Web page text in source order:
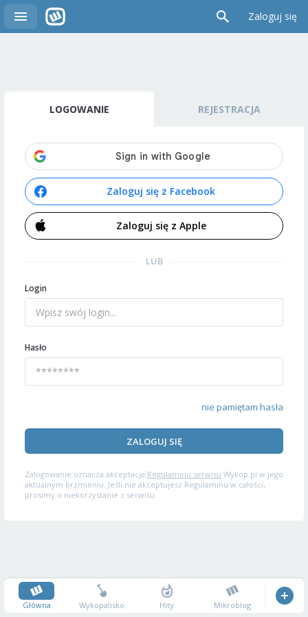
Zaloguj się
LOGOWANIE REJESTRACJA
Zaloguj się z Facebook
Zaloguj się z Apple
LUB
Login
Hasło
nie pamiętam hasła
ZALOGUJ SIĘ
Zalogowanie oznacza akceptację Regulaminu serwisu Wykop.pl w jego
aktualnym brzmieniu. Jeśli nie akceptujesz Regulaminu w całości,
prosimy o niekorzystanie z serwisu.
Główna Wykopalisko Hity Mikroblog